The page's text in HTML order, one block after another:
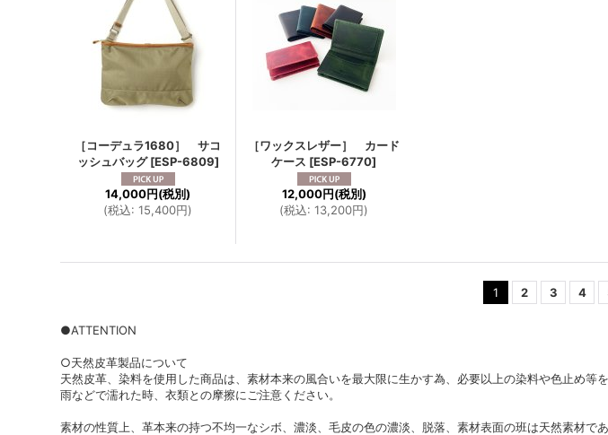
［コーデュラ1680］ サコ
ッシュバッグ [ESP-6809]
14,000円(税別)
(税込: 15,400円)
［ワックスレザー］ カード
ケース [ESP-6770]
12,000円(税別)
(税込: 13,200円)
1 2 3 4
●ATTENTION
○天然皮革製品について
天然皮革、染料を使用した商品は、素材本来の風合いを最大限に生かす為、必要以上の染料や色止め等
雨などで濡れた時、衣類との摩擦にご注意ください。
素材の性質上、革本来の持つ不均一なシボ、濃淡、毛皮の色の濃淡、脱落、素材表面の班は天然素材で